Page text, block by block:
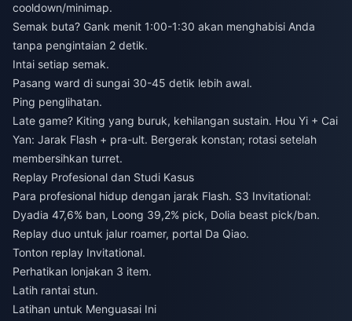
cooldown/minimap.
Semak buta? Gank menit 1:00-1:30 akan menghabisi Anda
tanpa pengintaian 2 detik.
Intai setiap semak.
Pasang ward di sungai 30-45 detik lebih awal.
Ping penglihatan.
Late game? Kiting yang buruk, kehilangan sustain. Hou Yi + Cai
Yan: Jarak Flash + pra-ult. Bergerak konstan; rotasi setelah
membersihkan turret.
Replay Profesional dan Studi Kasus
Para profesional hidup dengan jarak Flash. S3 Invitational:
Dyadia 47,6% ban, Loong 39,2% pick, Dolia beast pick/ban.
Replay duo untuk jalur roamer, portal Da Qiao.
Tonton replay Invitational.
Perhatikan lonjakan 3 item.
Latih rantai stun.
Latihan untuk Menguasai Ini